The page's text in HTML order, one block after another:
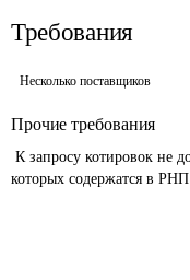
Требования
Несколько поставщиков
Прочие требования
которых содержатся в РНП